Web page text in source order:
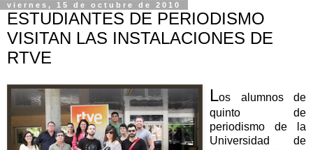
viernes, 15 de octubre de 2010
ESTUDIANTES DE PERIODISMO
VISITAN LAS INSTALACIONES DE
RTVE
Los alumnos de
quinto de
periodismo de la
Universidad de